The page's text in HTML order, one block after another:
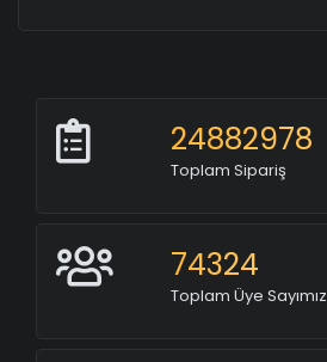
24882978
Toplam Sipariş
74324
Toplam Üye Sayımız